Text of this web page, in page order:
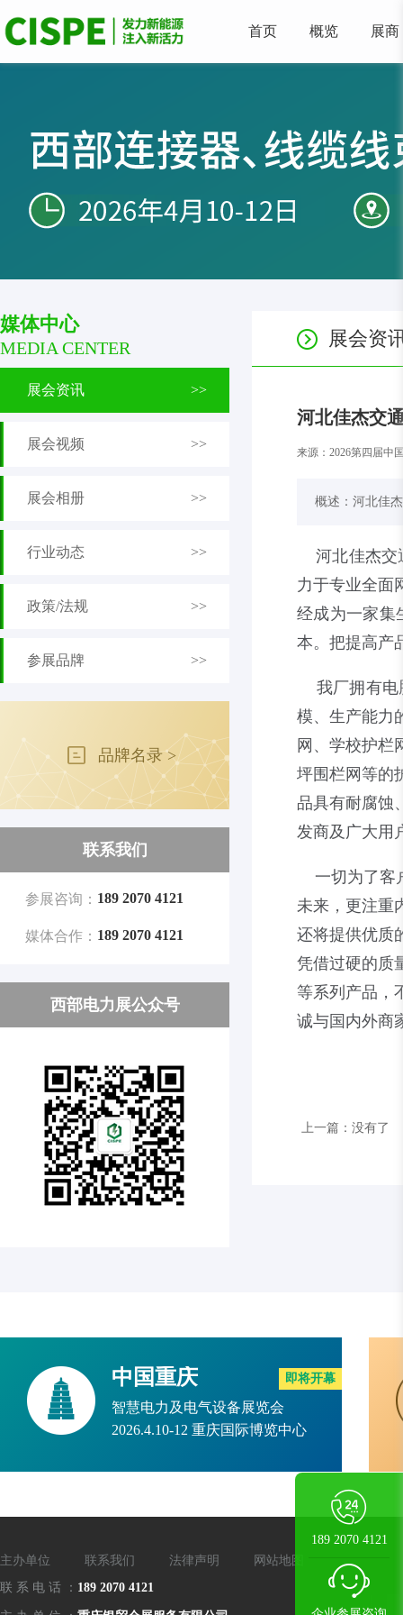
首页 概览 展商
媒体中心
MEDIA CENTER
展会资讯 >>
展会视频 >>
展会相册 >>
行业动态 >>
政策/法规 >>
参展品牌 >>
品牌名录 >
联系我们
参展咨询： 189 2070 4121
媒体合作： 189 2070 4121
西部电力展公众号
展会资
河北佳杰交
来源： 2026第四届中
概述：河北佳
河北佳杰交
力于专业全面
经成为一家集
本。把提高产
我厂拥有电
模、生产能力
网、学校护栏
坪围栏网等的
品具有耐腐蚀
发商及广大用
一切为了客
未来，更注重
还将提供优质
凭借过硬的质
等系列产品，
诚与国内外商
上一篇：没有了
中国重庆
智慧电力及电气设备展览会
2026.4.10-12 重庆国际博览中心
即将开幕
主办单位 联系我们 法律声明
网站地图
联 系 电 话 ： 189 2070 4121
189 2070 4121